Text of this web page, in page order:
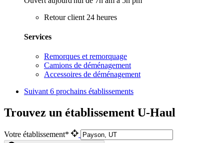
Retour client 24 heures
Services
Remorques et remorquage
Camions de déménagement
Accessoires de déménagement
Suivant 6 prochains établissements
Trouvez un établissement U-Haul
Votre établissement*